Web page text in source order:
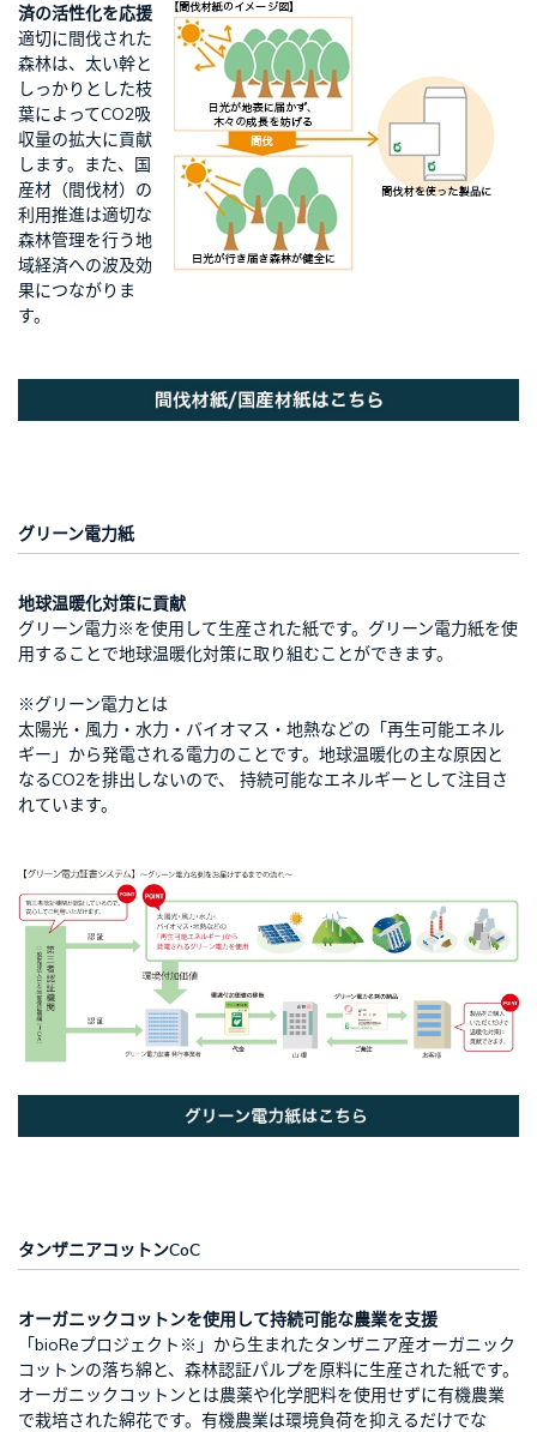
済の活性化を応援
適切に間伐された
森林は、太い幹と
しっかりとした枝
葉によってCO2吸
収量の拡大に貢献
します。また、国
産材（間伐材）の
利用推進は適切な
森林管理を行う地
域経済への波及効
果につながりま
す。
グリーン電力紙
地球温暖化対策に貢献
グリーン電力※を使用して生産された紙です。グリーン電力紙を使
用することで地球温暖化対策に取り組むことができます。
※グリーン電力とは
太陽光・風力・水力・バイオマス・地熱などの「再生可能エネル
ギー」から発電される電力のことです。地球温暖化の主な原因と
なるCO2を排出しないので、 持続可能なエネルギーとして注目さ
れています。
タンザニアコットンCoC
オーガニックコットンを使用して持続可能な農業を支援
「bioReプロジェクト※」から生まれたタンザニア産オーガニック
コットンの落ち綿と、森林認証パルプを原料に生産された紙です。
オーガニックコットンとは農薬や化学肥料を使用せずに有機農業
で栽培された綿花です。有機農業は環境負荷を抑えるだけでな